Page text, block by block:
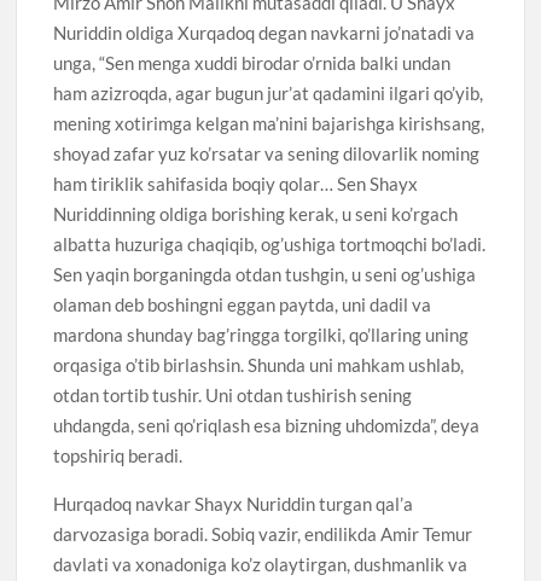
Nuriddin oldiga Xurqadoq degan navkarni jo’natadi va
unga, “Sen menga xuddi birodar o’rnida balki undan
ham azizroqda, agar bugun jur’at qadamini ilgari qo’yib,
mening xotirimga kelgan ma’nini bajarishga kirishsang,
shoyad zafar yuz ko’rsatar va sening dilovarlik noming
ham tiriklik sahifasida boqiy qolar… Sen Shayx
Nuriddinning oldiga borishing kerak, u seni ko’rgach
albatta huzuriga chaqiqib, og’ushiga tortmoqchi bo’ladi.
Sen yaqin borganingda otdan tushgin, u seni og’ushiga
olaman deb boshingni eggan paytda, uni dadil va
mardona shunday bag’ringga torgilki, qo’llaring uning
orqasiga o’tib birlashsin. Shunda uni mahkam ushlab,
otdan tortib tushir. Uni otdan tushirish sening
uhdangda, seni qo’riqlash esa bizning uhdomizda”, deya
topshiriq beradi.
Hurqadoq navkar Shayx Nuriddin turgan qal’a
darvozasiga boradi. Sobiq vazir, endilikda Amir Temur
davlati va xonadoniga ko’z olaytirgan, dushmanlik va